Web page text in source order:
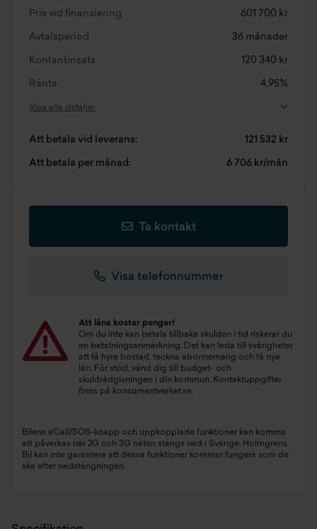
Pris vid finansiering 601 700 kr
Avtalsperiod 36 månader
Kontantinsats 120 340 kr
Ränta 4,95%
Visa alla detaljer
Att betala vid leverans: 121 532 kr
Att betala per månad: 6 706 kr/mån
Ta kontakt
Visa telefonnummer
Att låna kostar pengar!
Om du inte kan betala tillbaka skulden i tid riskerar du
en betalningsanmärkning. Det kan leda till svårigheter
att få hyra bostad, teckna abonnemang och få nya
lån. För stöd, vänd dig till budget- och
skuldrådgivningen i din kommun. Kontaktuppgifter
finns på konsumentverket.se.
Bilens eCall/SOS-knapp och uppkopplade funktioner kan komma
att påverkas när 2G och 3G näten stängs ned i Sverige. Holmgrens
Bil kan inte garantera att dessa funktioner kommer fungera som de
ska efter nedstängningen.